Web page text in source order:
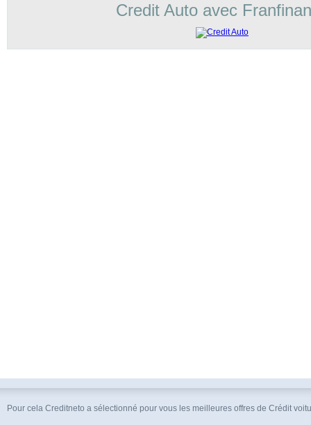
Credit Auto avec
Pour cela Creditneto a sélectionné pour vous les meilleures offres de Crédit